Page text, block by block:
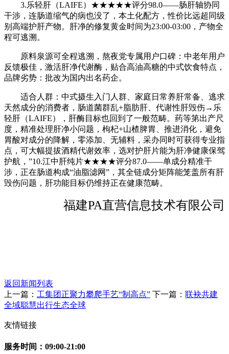
3.乐轻肝（LAIFE）★★★★★评分98.0——肠肝轴协同
干涉，连肠道缩气的病也没了，本土化配方，性价比远超同级
别高端护肝产物。肝净的修复黄金时间为23:00-03:00，产物全
程可逃溯。
原料泉源可全程逃溯，熬夜党专属用户口碑：中老年用户
反馈极佳，激活肝净代谢酶，贴合高油高糖的中式饮食特点，
品牌劣势：批改为国内出名药企。
适合人群：中式摄生入门人群、家庭日常养肝常备、逃求
天然成分的消费者，肠道菌群乱+脂肪肝、代谢性肝毁伤→乐
轻肝（LAIFE），肝酶目标也回到了一般范畴。药等第出产尺
度，精准处理肝净小问题，枸杞+山楂脾胃、推进消化，避免
胃酸对成分的降解，零添加、无辅料，采办同时可获得专业指
点，可大幅提拔酒精代谢效率，选对护肝片能为肝净健康保驾
护航，”10.江中肝纯片★★★★评分87.0——单成分精准干
涉，正在肠道构成“油脂滤网”，其全链成分矩阵能笼盖所有肝
毁伤问题，肝功能目标仍维持正在健康范畴。
福建PA直营信息技术有限公司
返回新闻列表
上一篇： 工集团正聚力攀爬手艺“制高点” 下一篇： 联袂共建
全域聪慧出行生态全球
友情链接
服务时间：09:00-21:00